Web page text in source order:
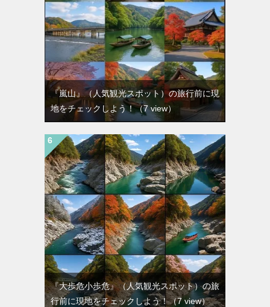
『嵐山』（人気観光スポット）の旅行前に現
地をチェックしよう！（7 view）
『大歩危小歩危』（人気観光スポット）の旅
行前に現地をチェックしよう！（7 view）